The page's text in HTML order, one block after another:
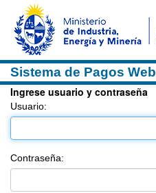
Sistema de Pagos Web
Ingrese usuario y contraseña
Usuario:
Contraseña: